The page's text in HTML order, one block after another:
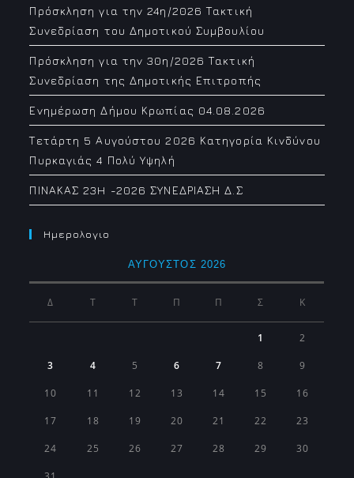
Πρόσκληση για την 24η/2026 Τακτική
Συνεδρίαση του Δημοτικού Συμβουλίου
Πρόσκληση για την 30η/2026 Τακτική
Συνεδρίαση της Δημοτικής Επιτροπής
Ενημέρωση Δήμου Κρωπίας 04.08.2026
Τετάρτη 5 Αυγούστου 2026 Κατηγορία Κινδύνου
Πυρκαγιάς 4 Πολύ Υψηλή
ΠΙΝΑΚΑΣ 23H -2026 ΣΥΝΕΔΡΙΑΣΗ Δ.Σ
Ημερολογιο
ΑΎΓΟΥΣΤΟΣ 2026
Δ Τ Τ Π Π Σ Κ
1 2
3 4 5 6 7 8 9
10 11 12 13 14 15 16
17 18 19 20 21 22 23
24 25 26 27 28 29 30